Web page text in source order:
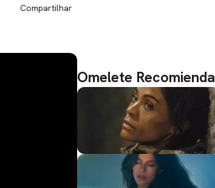
Compartilhar
Omelete Recomienda